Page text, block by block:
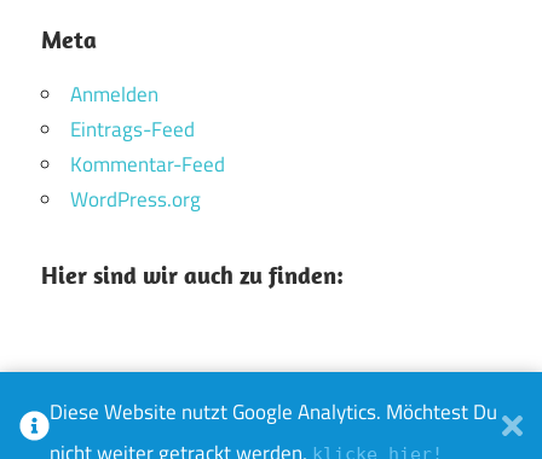
Meta
Anmelden
Eintrags-Feed
Kommentar-Feed
WordPress.org
Hier sind wir auch zu finden:
WordPress-Theme: Maxwell von ThemeZee.
Diese Website nutzt Google Analytics. Möchtest Du
klicke hier!